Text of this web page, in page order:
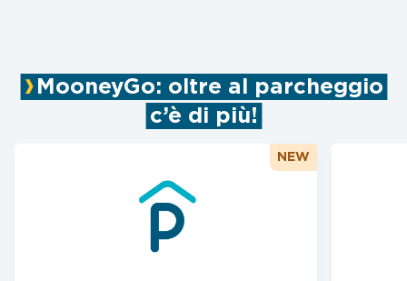
MooneyGo: oltre al parcheggio
c’è di più!
NEW